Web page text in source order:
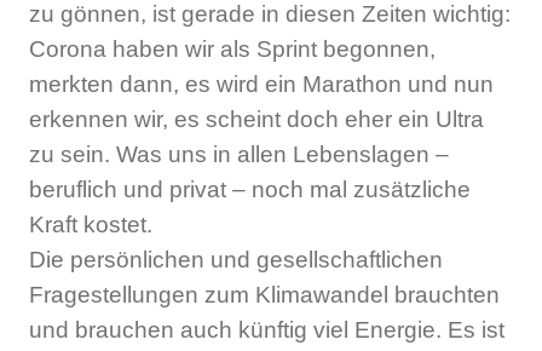
zu gönnen, ist gerade in diesen Zeiten wichtig:
Corona haben wir als Sprint begonnen,
merkten dann, es wird ein Marathon und nun
erkennen wir, es scheint doch eher ein Ultra
zu sein. Was uns in allen Lebenslagen –
beruflich und privat – noch mal zusätzliche
Kraft kostet.
Die persönlichen und gesellschaftlichen
Fragestellungen zum Klimawandel brauchten
und brauchen auch künftig viel Energie. Es ist